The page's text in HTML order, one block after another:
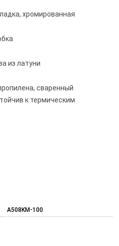
хромированная
из латуни
сваренный
к термическим
A508KM-100